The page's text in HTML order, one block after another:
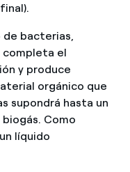
de bacterias,
completa el
y produce
orgánico que
supondrá hasta un
Como
líquido